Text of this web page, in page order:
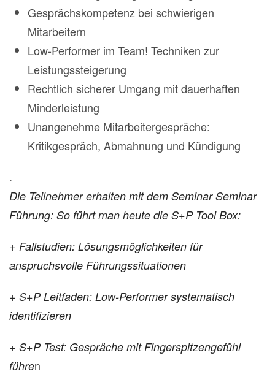
Gesprächskompetenz bei schwierigen
Mitarbeitern
Low-Performer im Team! Techniken zur
Leistungssteigerung
Rechtlich sicherer Umgang mit dauerhaften
Minderleistung
Unangenehme Mitarbeitergespräche:
Kritikgespräch, Abmahnung und Kündigung
.
Die Teilnehmer erhalten mit dem Seminar Seminar
Führung: So führt man heute die S+P Tool Box:
+ Fallstudien: Lösungsmöglichkeiten für
anspruchsvolle Führungssituationen
+ S+P Leitfaden: Low-Performer systematisch
identifizieren
+ S+P Test: Gespräche mit Fingerspitzengefühl
führen